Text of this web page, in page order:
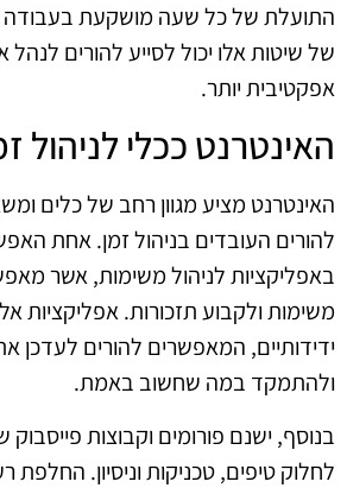
התועלת של כל שעה מושקעת בעבודה
של שיטות אלו יכול לסייע להורים
אפקטיבית יותר.
האינטרנט ככלי לניהול
האינטרנט מציע מגוון רחב של כלים
להורים העובדים בניהול זמן. אחת
באפליקציות לניהול משימות, אשר
משימות ולקבוע תזכורות. אפליקציות
ידידותיים, המאפשרים להורים לעדכן
ולהתמקד במה שחשוב באמת.
בנוסף, ישנם פורומים וקבוצות פייסבוק
לחלוק טיפים, טכניקות וניסיון. החלפת